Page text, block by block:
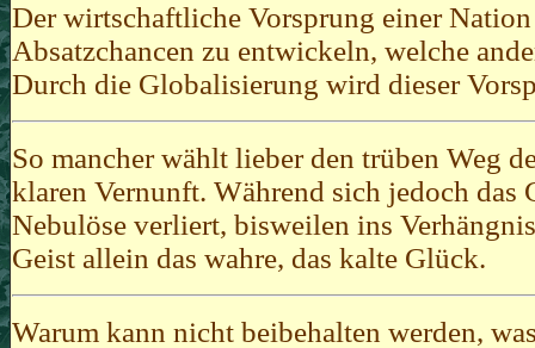
Der wirtschaftliche Vorsprung einer
Absatzchancen zu entwickeln, welche
Durch die Globalisierung wird dieser
So mancher wählt lieber den trüben Weg
klaren Vernunft. Während sich jedoch das
Nebulöse verliert, bisweilen ins
Geist allein das wahre, das kalte Glück.
Warum kann nicht beibehalten werden,